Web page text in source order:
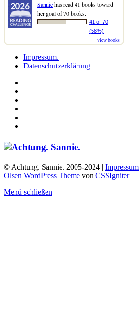
Sanniehas read 41 books toward
her goal of 70 books.
41 of 70
(58%)
view books
Impressum.
Datenschutzerklärung.
© Achtung. Sannie. 2005-2024 | Impressum
Olsen WordPress Theme von CSSIgniter
Menü schließen